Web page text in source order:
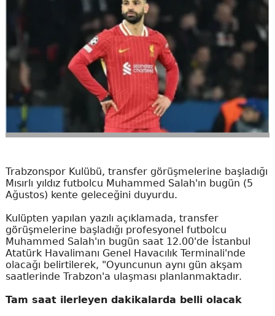
Trabzonspor Kulübü, transfer görüşmelerine başladığı
Mısırlı yıldız futbolcu Muhammed Salah'ın bugün (5
Ağustos) kente geleceğini duyurdu.
Kulüpten yapılan yazılı açıklamada, transfer
görüşmelerine başladığı profesyonel futbolcu
Muhammed Salah'ın bugün saat 12.00'de İstanbul
Atatürk Havalimanı Genel Havacılık Terminali'nde
olacağı belirtilerek, "Oyuncunun aynı gün akşam
saatlerinde Trabzon'a ulaşması planlanmaktadır.
Tam saat ilerleyen dakikalarda belli olacak